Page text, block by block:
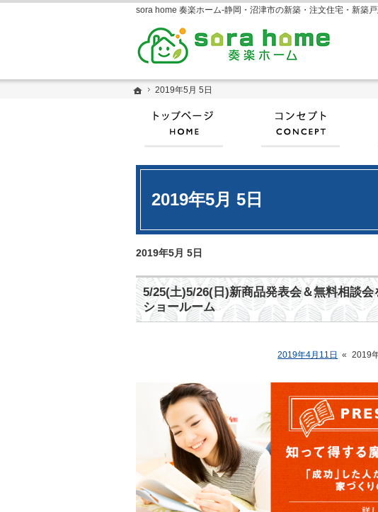
ホーム
2019年5月 5日
2019年5月 5日
2019年5月 5日
5/25(土)5/26(日)新商品発表会＆無料
ショールーム
2019年4月11日 « 2019
ホーム
2019年5月 5日